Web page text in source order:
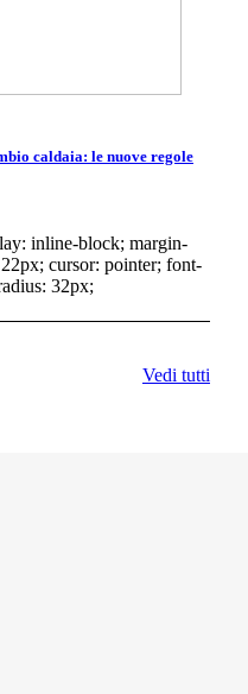
caldaia: le nuove regole
inline-block; margin-
cursor: pointer; font-
32px;
Vedi tutti